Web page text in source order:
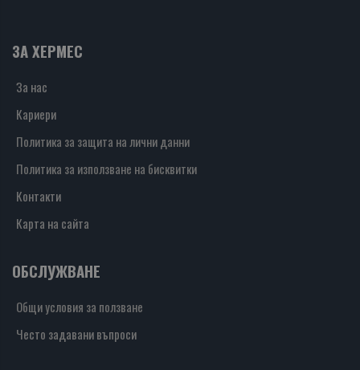
ЗА ХЕРМЕС
За нас
Кариери
Политика за защита на лични данни
Политика за използване на бисквитки
Контакти
Карта на сайта
ОБСЛУЖВАНЕ
Общи условия за ползване
Често задавани въпроси